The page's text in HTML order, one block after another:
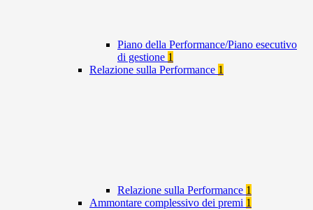
Piano della Performance/Piano esecutivo
di gestione 1
Relazione sulla Performance 1
Relazione sulla Performance 1
Ammontare complessivo dei premi 1